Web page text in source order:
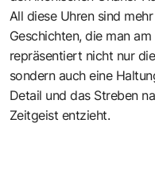
All diese Uhren sind
Geschichten, die man
repräsentiert nicht nur
sondern auch eine
Detail und das Streben
Zeitgeist entzieht.